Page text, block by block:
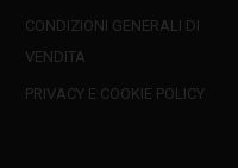
CONDIZIONI GENERALI DI
VENDITA
PRIVACY E COOKIE POLICY